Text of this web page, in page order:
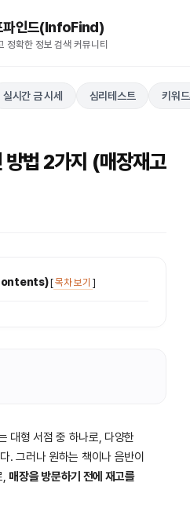
파인드(InfoFind)​​​​
정확한 정보 검색 커뮤니티
실시간 금 시세 심리테스트 키워
방법 2가지 (매장재고
[목차 보기 ]
대형 서점 중 하나로, 다양한
. 그러나 원하는 책이나 음반이
, 매장을 방문하기 전에 재고를